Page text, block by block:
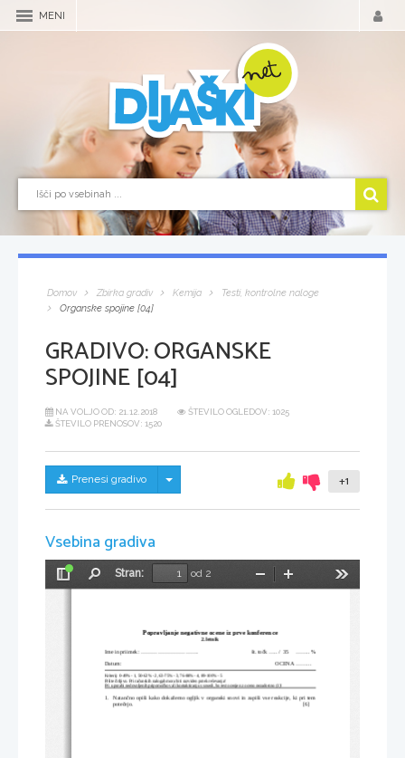
MENI
Domov Zbirka gradiv Kemija
Testi, kontrolne naloge
Organske spojine [04]
GRADIVO:ORGANSKE
SPOJINE [04]
NA VOLJO OD: 21.12.2018
ŠTEVILO OGLEDOV: 1025
ŠTEVILO PRENOSOV: 1520
Prenesi gradivo Skrij/prikaži meni +1
Vsebina gradiva
Preklopi
Stran:
od 2
Pomanjšaj
Popravljanje negativne ocene iz prve konference
2.letnik
Ime in priimek: ...............................                                      št. točk ..... /  35     ........ %
Datum:                                                                                                              OCENA .........
Kriterij: 0-49% - 1, 50-62% - 2, 63-75% - 3, 76-88% - 4, 89-100% - 5
Pišite čitljivo. Pri računskih nalogah mora biti razviden potek reševanja!
Pri  uporabi nedovoljenih pripomočkov ali kontaktiranju s sosedi, bo test ocenjen z oceno nezadostno (1)!
1.
Natančno opiši kako dokažemo ogljik v organski snovi in zapiši vse reakcije, ki pri tem
potečejo.
[6]